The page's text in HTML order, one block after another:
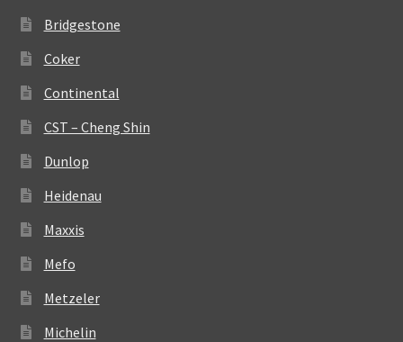
Bridgestone
Coker
Continental
CST – Cheng Shin
Dunlop
Heidenau
Maxxis
Mefo
Metzeler
Michelin